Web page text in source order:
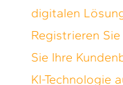
digitalen
Registrieren
Sie Ihre
KI-Technologie